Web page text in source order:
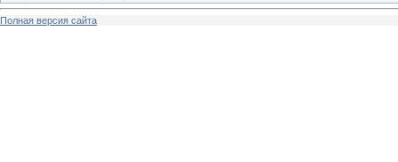
Полная версия сайта